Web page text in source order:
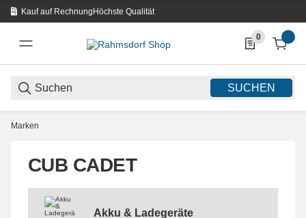
Kauf auf RechnungHöchste Qualität
SUCHEN
0
0 Produkte in
Marken
CUB CADET
Akku & Ladegeräte